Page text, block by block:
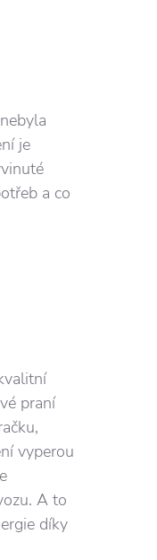
je
a co
praní
vyperou
A to
díky